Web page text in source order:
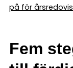
på för
Fem